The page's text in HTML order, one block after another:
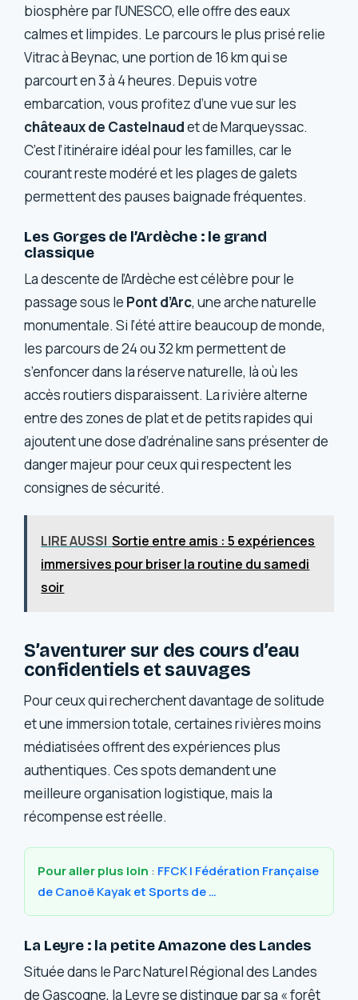
biosphère par l’UNESCO, elle offre des eaux
calmes et limpides. Le parcours le plus prisé relie
Vitrac à Beynac, une portion de 16 km qui se
parcourt en 3 à 4 heures. Depuis votre
embarcation, vous profitez d’une vue sur les
châteaux de Castelnaudet de Marqueyssac.
C’est l’itinéraire idéal pour les familles, car le
courant reste modéré et les plages de galets
permettent des pauses baignade fréquentes.
Les Gorges de l’Ardèche : le grand
classique
La descente de l’Ardèche est célèbre pour le
passage sous le Pont d’Arc, une arche naturelle
monumentale. Si l’été attire beaucoup de monde,
les parcours de 24 ou 32 km permettent de
s’enfoncer dans la réserve naturelle, là où les
accès routiers disparaissent. La rivière alterne
entre des zones de plat et de petits rapides qui
ajoutent une dose d’adrénaline sans présenter de
danger majeur pour ceux qui respectent les
consignes de sécurité.
LIRE AUSSI Sortie entre amis : 5 expériences
immersives pour briser la routine du samedi
soir
S’aventurer sur des cours d’eau
confidentiels et sauvages
Pour ceux qui recherchent davantage de solitude
et une immersion totale, certaines rivières moins
médiatisées offrent des expériences plus
authentiques. Ces spots demandent une
meilleure organisation logistique, mais la
récompense est réelle.
Pour aller plus loin : FFCK | Fédération Française
de Canoë Kayak et Sports de …
La Leyre : la petite Amazone des Landes
Située dans le Parc Naturel Régional des Landes
de Gascogne, la Leyre se distingue par sa « forêt